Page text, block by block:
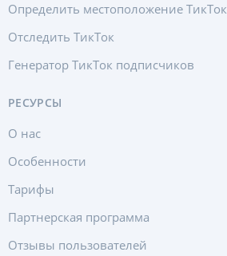
Определить местоположение ТикТок
Отследить ТикТок
Генератор ТикТок подписчиков
РЕСУРСЫ
О нас
Особенности
Тарифы
Партнерская программа
Отзывы пользователей